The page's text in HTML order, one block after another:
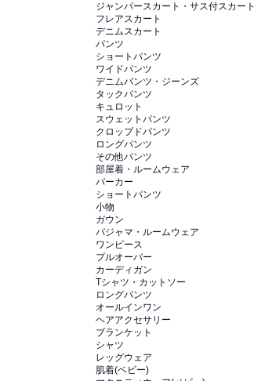
ジャンパースカート・サス付スカート
フレアスカート
デニムスカート
パンツ
ショートパンツ
ワイドパンツ
デニムパンツ・ジーンズ
タックパンツ
キュロット
スウェットパンツ
クロップドパンツ
ロングパンツ
その他パンツ
部屋着・ルームウェア
パーカー
ショートパンツ
小物
ガウン
パジャマ・ルームウェア
ワンピース
プルオーバー
カーディガン
Tシャツ・カットソー
ロングパンツ
オールインワン
ヘアアクセサリー
ブランケット
シャツ
レッグウェア
肌着(ベビー)